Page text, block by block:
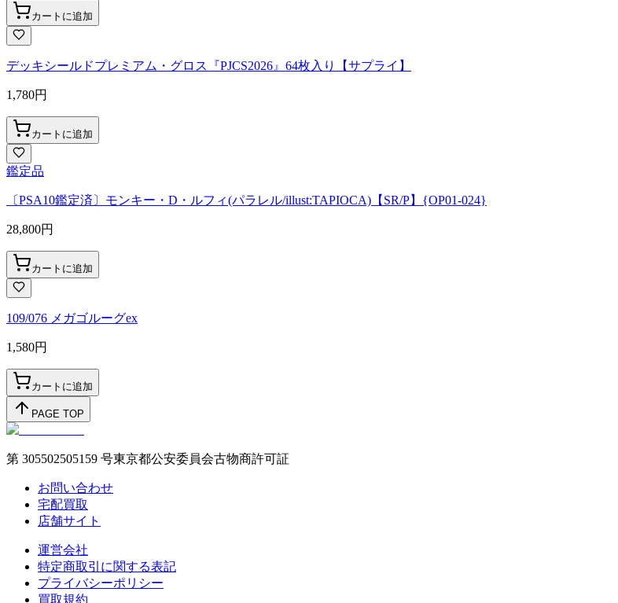
カートに追加
デッキシールドプレミアム・グロス『PJCS2026』64枚入り【サプライ】
1,780円
カートに追加
鑑定品
〔PSA10鑑定済〕モンキー・D・ルフィ(パラレル/illust:TAPIOCA)【SR/P】{OP01-024}
28,800円
カートに追加
109/076 メガゴルーグex
1,580円
カートに追加
PAGE TOP
第 305502505159 号東京都公安委員会古物商許可証
お問い合わせ
宅配買取
店舗サイト
運営会社
特定商取引に関する表記
プライバシーポリシー
買取規約